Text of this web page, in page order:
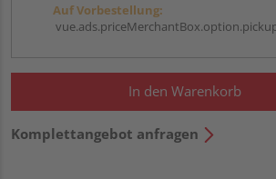
Auf Vorbestellung:
In den Warenkorb
Komplettangebot anfragen